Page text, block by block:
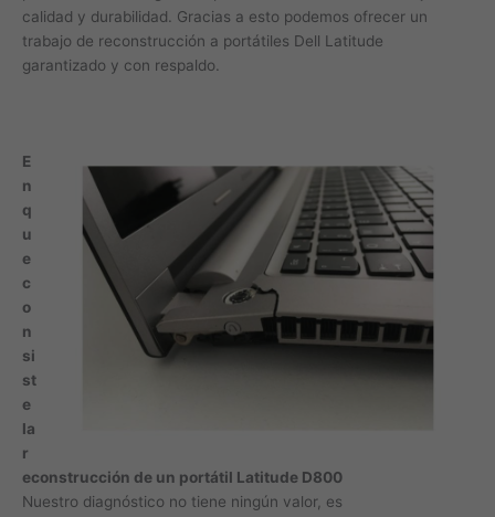
calidad y durabilidad. Gracias a esto podemos ofrecer un
trabajo de reconstrucción a portátiles Dell Latitude
garantizado y con respaldo.
E
n
q
u
e
c
o
n
si
st
e
la
r
econstrucción de un portátil Latitude D800
Nuestro diagnóstico no tiene ningún valor, es